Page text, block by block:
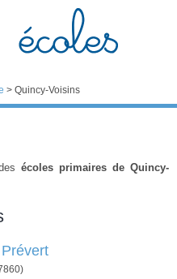
> Quincy-Voisins
écoles primaires de Quincy-